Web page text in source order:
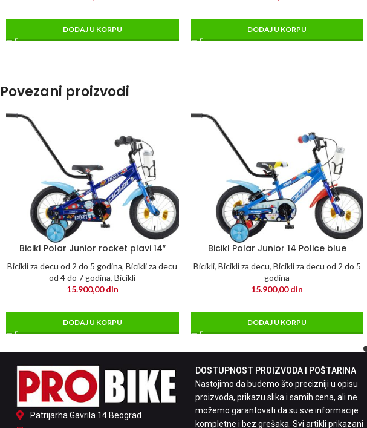
DODAJ U KORPU DODAJ U KORPU
Povezani proizvodi
Bicikl Polar Junior rocket plavi 14″
Bicikli za decu od 2 do 5 godina,Bicikli za decu
od 4 do 7 godina,Bicikli
15.900,00din
DODAJ U KORPU
Bicikl Polar Junior 14 Police blue
Bicikli, Bicikli za decu, Bicikli za decu od 2 do 5
godina
15.900,00din
DODAJ U KORPU
Patrijarha Gavrila 14 Beograd
DOSTUPNOST PROIZVODA I POŠTARINA
Nastojimo da budemo što precizniji u opisu
proizvoda, prikazu slika i samih cena, ali ne
možemo garantovati da su sve informacije
kompletne i bez grešaka. Svi artikli prikazani